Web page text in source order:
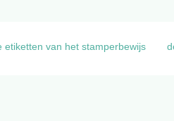
etiketten van het stamperbewijs